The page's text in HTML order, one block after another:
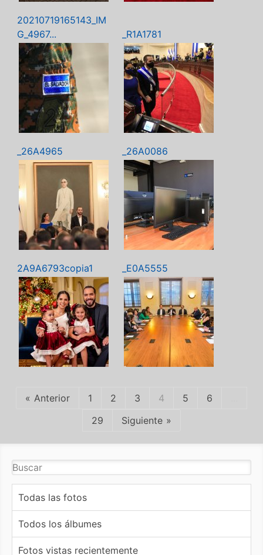
20210719165143_IM
G_4967...
_R1A1781
_26A4965 _26A0086
2A9A6793copia1 _E0A5555
Anterior 1 2 3 4 5 6
29
Siguiente
Todas las fotos
Todos los álbumes
Fotos vistas recientemente